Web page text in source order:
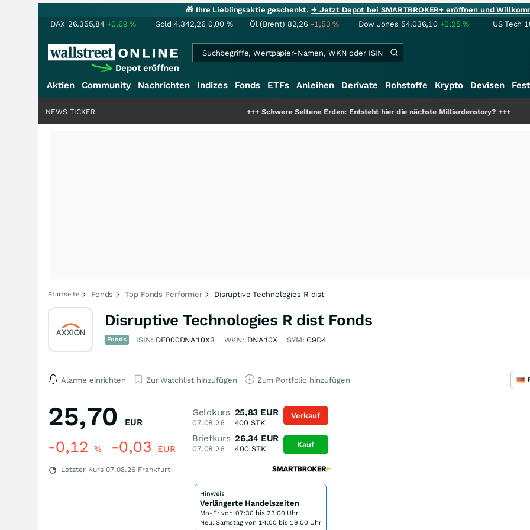
🎁 Ihre Lieblingsaktie geschenkt.→ Jetzt Depot bei SMARTBROKER+ eröffnen und
DAX 26.355,84 +0,69% Gold 4.342,26 0,00 % Öl (Brent) 82,26 -1,53% Dow Jones 54.036,10 +0,25% US Tech
Depot eröffnen
Aktien Community Nachrichten Indizes Fonds ETFs Anleihen Derivate Rohstoffe Krypto Devisen
Schwere Seltene Erden: Entsteht hier die nächste Milliardenstory?+++
NEWS TICKER
Startseite Fonds Top Fonds Performer Disruptive Technologies R dist
Disruptive Technologies R dist Fonds
Fonds ISIN: DE000DNA10X3 WKN: DNA10X SYM: C9D4
Alarme einrichten Zur Watchlist hinzufügen Zum Portfolio hinzufügen
25,70 EUR
-0,12 % -0,03 EUR
Letzter Kurs 07.08.26 Frankfurt
Geldkurs
07.08.26
25,83 EUR
400 STK
Briefkurs
07.08.26
26,34 EUR
400STK
Verkauf
Kauf
Hinweis
Verlängerte Handelszeiten
Mo-Fr von 07:30 bis 23:00 Uhr
Neu: Samstag von 14:00 bis 19:00 Uhr